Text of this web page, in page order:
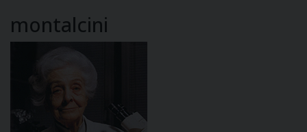
montalcini